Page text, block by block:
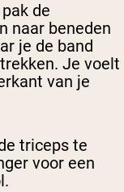
de
naar beneden
je de band
Je voelt
van je
triceps te
voor een